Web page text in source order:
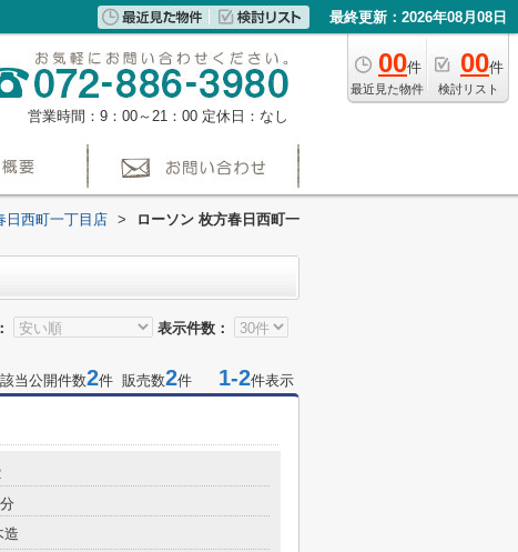
最終更新：2026年08月08日
00件
最近見た物件
00件
検討リスト
営業時間：9：00～21：00 定休日：なし
日西町一丁目店 >
ローソン 枚方春日西町一
表示件数：
該当公開件数2件 販売数2件 1-2件表示
造